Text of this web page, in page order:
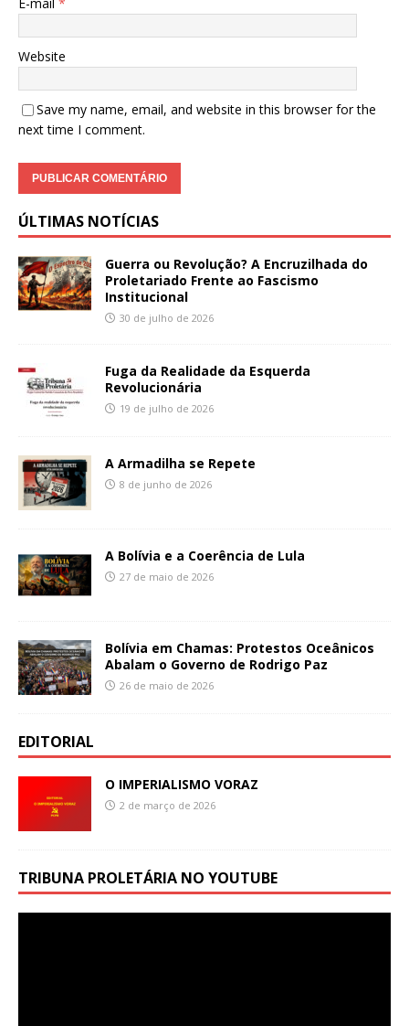
Website
Save my name, email, and website in this browser for the
next time I comment.
ÚLTIMAS NOTÍCIAS
Guerra ou Revolução? A Encruzilhada do
Proletariado Frente ao Fascismo
Institucional
30 de julho de 2026
Fuga da Realidade da Esquerda
Revolucionária
19 de julho de 2026
A Armadilha se Repete
8 de junho de 2026
A Bolívia e a Coerência de Lula
27 de maio de 2026
Bolívia em Chamas: Protestos Oceânicos
Abalam o Governo de Rodrigo Paz
26 de maio de 2026
EDITORIAL
O IMPERIALISMO VORAZ
2 de março de 2026
TRIBUNA PROLETÁRIA NO YOUTUBE